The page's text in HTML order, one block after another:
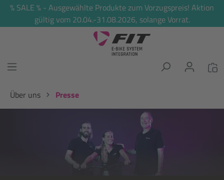
springen
% SALE % - Ausgewählte Produkte zum Vorzugspreis! Aktion
gültig vom 20.04.-31.08.2026, solange Vorrat.
Über uns
Presse